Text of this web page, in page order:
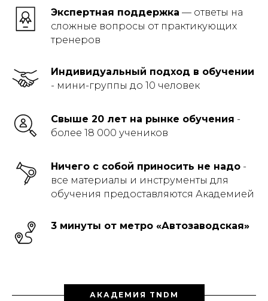
Экспертная поддержка — ответы на
сложные вопросы от практикующих
тренеров
Индивидуальный подход в обучении
- мини-группы до 10 человек
Свыше 20 лет на рынке обучения -
более 18 000 учеников
Ничего с собой приносить не надо -
все материалы и инструменты для
обучения предоставляются Академией
3 минуты от метро «Автозаводская»
АКАДЕМИЯ TNDM